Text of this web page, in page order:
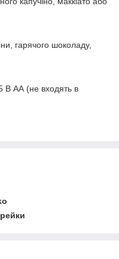
гарячого шоколаду,
В АА (не входять в